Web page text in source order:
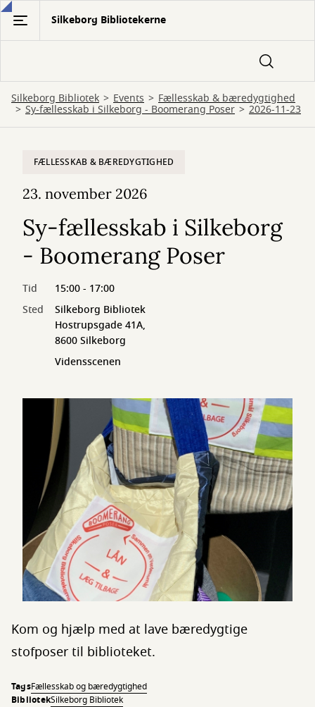
Gå
hovedindhold
Silkeborg Bibliotekerne
Silkeborg Bibliotek Events Fællesskab & bæredygtighed
Sy-fællesskab i Silkeborg - Boomerang Poser 2026-11-23
FÆLLESSKAB & BÆREDYGTIGHED
23. november 2026
Sy-fællesskab i Silkeborg
- Boomerang Poser
Tid
15:00 - 17:00
Sted
Silkeborg Bibliotek
Hostrupsgade 41A,
8600 Silkeborg
Vidensscenen
Kom og hjælp med at lave bæredygtige
stofposer til biblioteket.
TagsFællesskab og bæredygtighed
BibliotekSilkeborg Bibliotek